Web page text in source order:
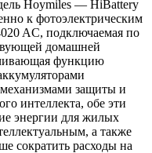
Hoymiles — HiBattery
к фотоэлектрическим
AC, подключаемая по
домашней
функцию
защиты и
интеллекта, обе эти
энергии для жилых
а также
сократить расходы на